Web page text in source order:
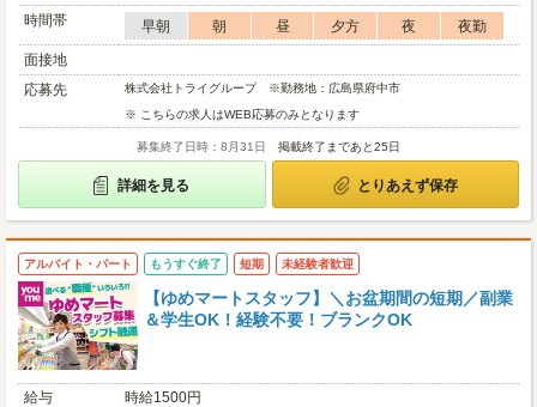
時間帯
早朝 朝 昼 夕方 夜
夜勤
面接地
応募先
株式会社トライグループ ※勤務地：広島県府中市
※ こちらの求人はWEB応募のみとなります
募集終了日時：8月31日 掲載終了まであと25日
詳細を見る とりあえず保存
アルバイト・パート もうすぐ終了 短期 未経験者歓迎
【ゆめマートスタッフ】＼お盆期間の短期／副業
＆学生OK！経験不要！ブランクOK
給与
時給1500円